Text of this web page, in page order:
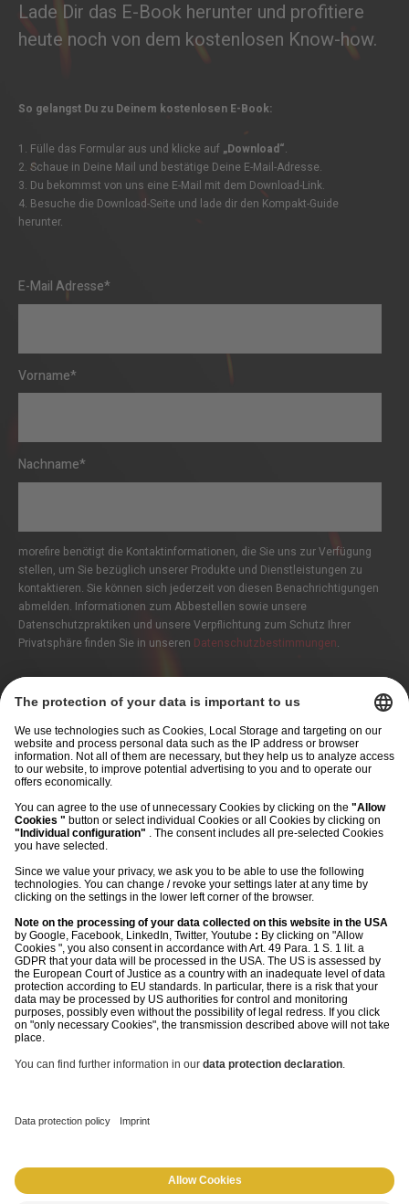
Lade Dir das E-Book herunter und profitiere
heute noch von dem kostenlosen Know-how.
So gelangst Du zu Deinem kostenlosen E-Book:
1. Fülle das Formular aus und klicke auf „Download“.
2. Schaue in Deine Mail und bestätige Deine E-Mail-Adresse.
3. Du bekommst von uns eine E-Mail mit dem Download-Link.
4. Besuche die Download-Seite und lade dir den Kompakt-Guide
herunter.
E-Mail Adresse*
Vorname*
Nachname*
morefire benötigt die Kontaktinformationen, die Sie uns zur Verfügung
stellen, um Sie bezüglich unserer Produkte und Dienstleistungen zu
kontaktieren. Sie können sich jederzeit von diesen Benachrichtigungen
abmelden. Informationen zum Abbestellen sowie unsere
Datenschutzpraktiken und unsere Verpflichtung zum Schutz Ihrer
Privatsphäre finden Sie in unseren Datenschutzbestimmungen.
©2026morefire
Impressum